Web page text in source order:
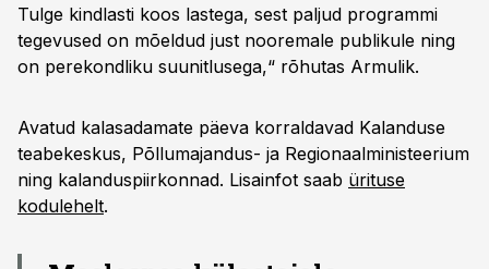
Tulge kindlasti koos lastega, sest paljud programmi
tegevused on mõeldud just nooremale publikule ning
on perekondliku suunitlusega,“ rõhutas Armulik.
Avatud kalasadamate päeva korraldavad Kalanduse
teabekeskus, Põllumajandus- ja Regionaalministeerium
ning kalanduspiirkonnad. Lisainfot saab ürituse
kodulehelt.